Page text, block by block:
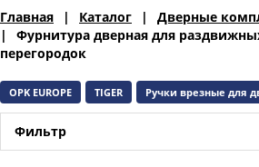
Главная Каталог
Дверные
Фурнитура дверная для
перегородок
OPK EUROPE TIGER Ручки врезные для
Фильтр